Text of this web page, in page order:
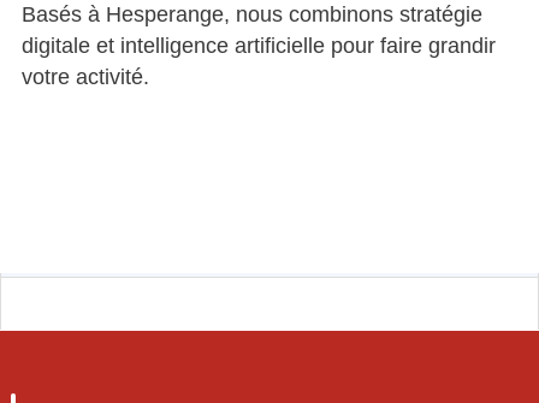
Basés à Hesperange, nous combinons stratégie
digitale et intelligence artificielle pour faire grandir
votre activité.